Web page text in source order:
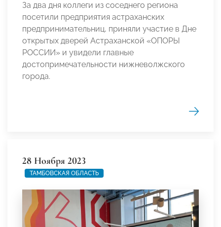
За два дня коллеги из соседнего региона
посетили предприятия астраханских
предпринимательниц, приняли участие в Дне
открытых дверей Астраханской «ОПОРЫ
РОССИИ» и увидели главные
достопримечательности нижневолжского
города.
28 Ноября 2023
ТАМБОВСКАЯ ОБЛАСТЬ